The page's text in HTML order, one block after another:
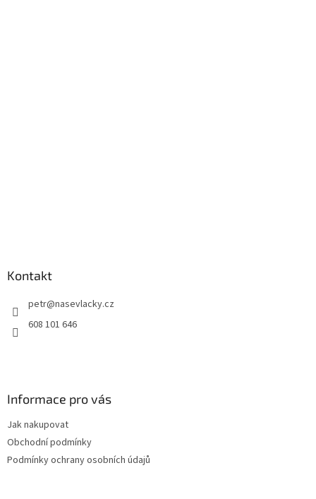
Kontakt
petr@nasevlacky.cz
608 101 646
Informace pro vás
Jak nakupovat
Obchodní podmínky
Podmínky ochrany osobních údajů